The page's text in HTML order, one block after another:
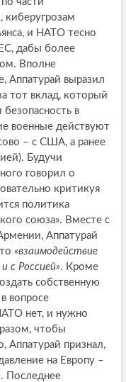
киберугрозам
и НАТО тесно
дабы более
Вполне
Аппатурай выразил
тот вклад, который
в
военные действуют
– с США, а ранее
Будучи
говорил о
критикуя
политика
союза». Вместе с
Аппатурай
«взаимодействие
с Россией». Кроме
собственную
вопросе
нет, и нужно
чтобы
Аппатурай признал,
на Европу –
Последнее